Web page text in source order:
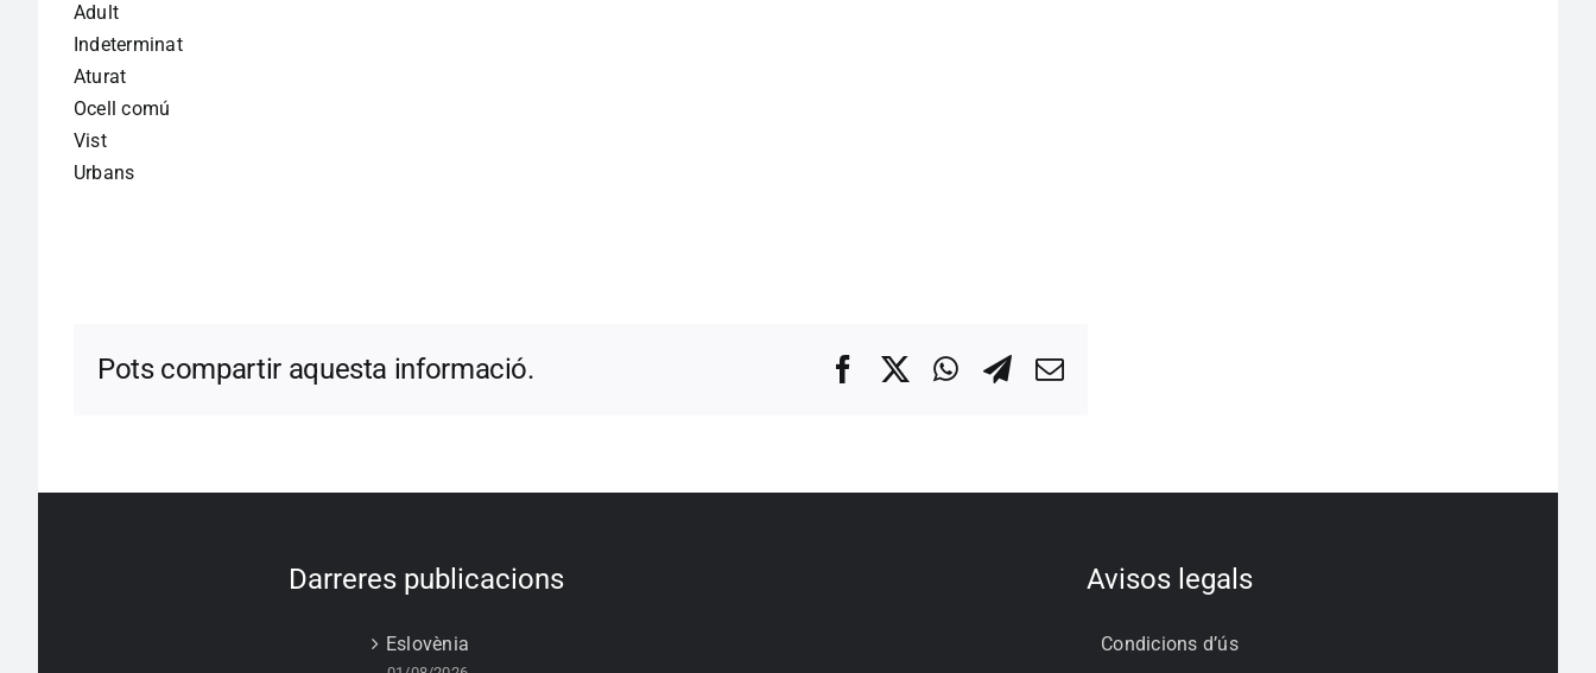
Adult
Indeterminat
Aturat
Ocell comú
Vist
Urbans
Pots compartir aquesta informació. FacebookWhatsApp
Telegram
Correo
Darreres publicacions
Eslovènia
Avisos legals
Condicions d’ús